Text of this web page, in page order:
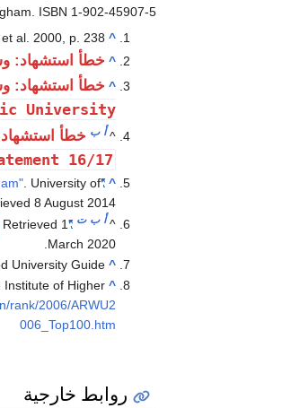
ISBN 1-902-45907-5
^
al. 2000, p. 238.
^ خطأ استشهاد:
^ خطأ استشهاد:
University
^أ ب خطأ
16/17
^
"Lord Bilimoria installed as Chancellor of the University of Birmingham"
. University of
8 August 2014
^أ ب ت "Where do HE students study?"
Retrieved 1
March 2020
^
University Guide
^
of Higher
rank/2006/ARWU2
006_Top100.htm
روابط خارجية